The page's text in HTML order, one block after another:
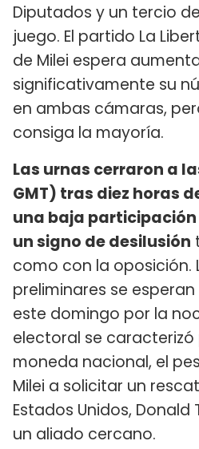
Diputados y un tercio
juego. El partido La
de Milei espera
significativamente su
en ambas cámaras,
consiga la mayoría.
Las urnas cerraron a
GMT) tras diez horas
una baja participación
un signo de desilusión
como con la oposición.
preliminares se
este domingo por la
electoral se
moneda nacional, el
Milei a solicitar un
Estados Unidos, Donald
un aliado cercano.